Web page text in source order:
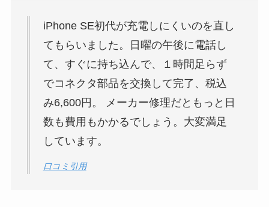
iPhone SE初代が充電しにくいのを直し
てもらいました。日曜の午後に電話し
て、すぐに持ち込んで、１時間足らず
でコネクタ部品を交換して完了、税込
み6,600円。 メーカー修理だともっと日
数も費用もかかるでしょう。大変満足
しています。
口コミ引用